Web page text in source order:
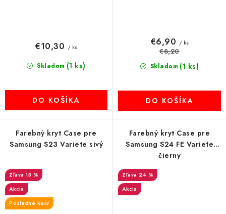
Skladom (1 ks)
€10,30 / ks
DO KOŠÍKA
Skladom (1 ks)
€6,90 / ks
€8,20
DO KOŠÍKA
Farebný kryt Case pre
Samsung S23 Variete sivý
15 %
Akcia
Posledné kusy
Farebný kryt Case pre
Samsung S24 FE Variete
čierny
24 %
Akcia